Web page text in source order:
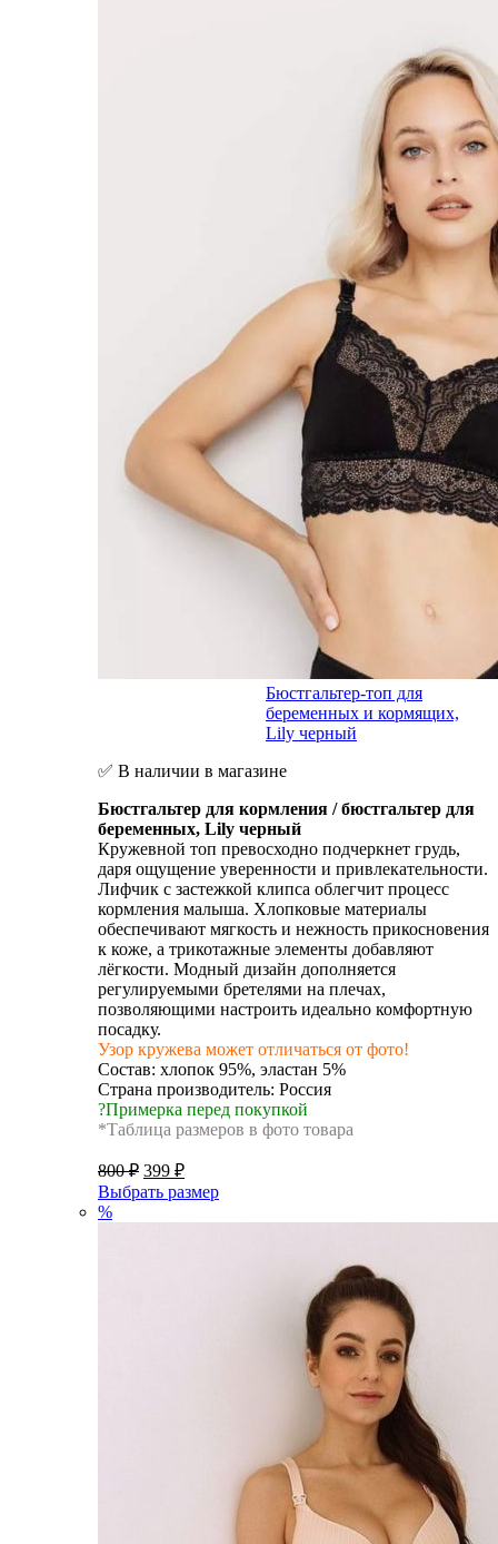
Бюстгальтер-топ для
беременных и кормящих,
Lily черный
✅ В наличии в магазине
Бюстгальтер для кормления / бюстгальтер для
беременных, Lily черный
Кружевной топ превосходно подчеркнет грудь,
даря ощущение уверенности и привлекательности.
Лифчик с застежкой клипса облегчит процесс
кормления малыша. Хлопковые материалы
обеспечивают мягкость и нежность прикосновения
к коже, а трикотажные элементы добавляют
лёгкости. Модный дизайн дополняется
регулируемыми бретелями на плечах,
позволяющими настроить идеально комфортную
посадку.
Узор кружева может отличаться от фото!
Состав: хлопок 95%, эластан 5%
Страна производитель: Россия
?Примерка перед покупкой
*Таблица размеров в фото товара
800₽ 399 ₽
Выбрать размер
%